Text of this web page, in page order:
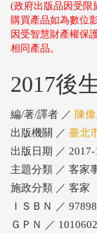
(政府出版品因受限
購買產品如為數位
因受智慧財產權保
相同產品。
2017後
編/著/譯者 ／ 陳
出版機關 ／ 臺北
出版日期 ／ 2017-
主題分類 ／ 客家
施政分類 ／ 客家
ＩＳＢＮ ／
ＧＰＮ ／